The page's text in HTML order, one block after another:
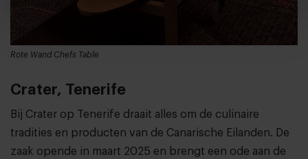
Rote Wand Chefs Table
Crater, Tenerife
Bij Crater op Tenerife draait alles om de culinaire
tradities en producten van de Canarische Eilanden. De
zaak opende in maart 2025 en brengt een ode aan de